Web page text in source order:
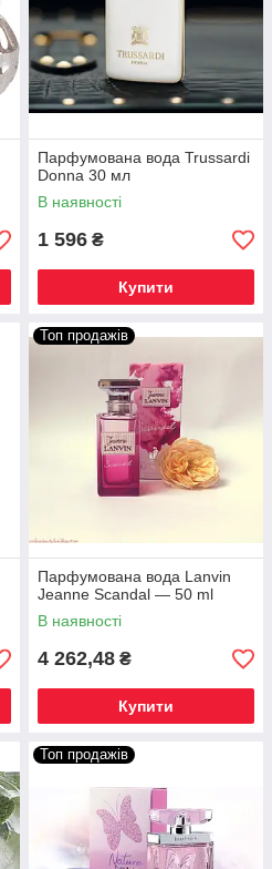
Парфумована вода Trussardi
Donna 30 мл
В наявності
1 596 ₴
Купити
Топ продажів
Парфумована вода Lanvin
Jeanne Scandal — 50 ml
В наявності
4 262,48 ₴
Купити
Топ продажів